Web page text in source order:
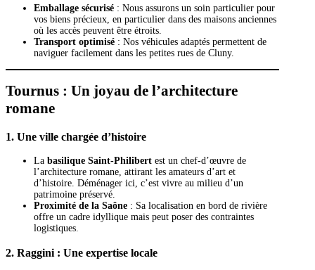
Emballage sécurisé : Nous assurons un soin particulier pour
vos biens précieux, en particulier dans des maisons anciennes
où les accès peuvent être étroits.
Transport optimisé : Nos véhicules adaptés permettent de
naviguer facilement dans les petites rues de Cluny.
Tournus : Un joyau de l’architecture
romane
1. Une ville chargée d’histoire
La basilique Saint-Philibert est un chef-d’œuvre de
l’architecture romane, attirant les amateurs d’art et
d’histoire. Déménager ici, c’est vivre au milieu d’un
patrimoine préservé.
Proximité de la Saône : Sa localisation en bord de rivière
offre un cadre idyllique mais peut poser des contraintes
logistiques.
2. Raggini : Une expertise locale